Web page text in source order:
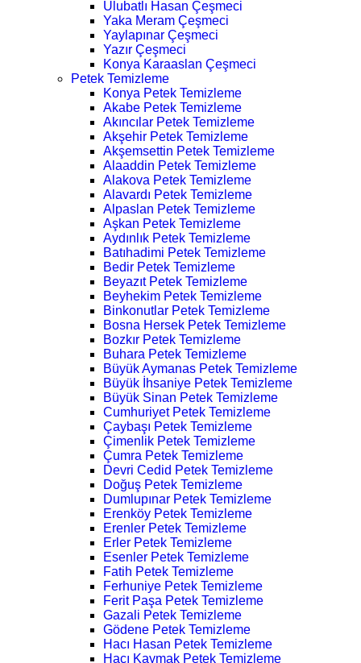
Ulubatlı Hasan Çeşmeci
Yaka Meram Çeşmeci
Yaylapınar Çeşmeci
Yazır Çeşmeci
Konya Karaaslan Çeşmeci
Petek Temizleme
Konya Petek Temizleme
Akabe Petek Temizleme
Akıncılar Petek Temizleme
Akşehir Petek Temizleme
Akşemsettin Petek Temizleme
Alaaddin Petek Temizleme
Alakova Petek Temizleme
Alavardı Petek Temizleme
Alpaslan Petek Temizleme
Aşkan Petek Temizleme
Aydınlık Petek Temizleme
Batıhadimi Petek Temizleme
Bedir Petek Temizleme
Beyazıt Petek Temizleme
Beyhekim Petek Temizleme
Binkonutlar Petek Temizleme
Bosna Hersek Petek Temizleme
Bozkır Petek Temizleme
Buhara Petek Temizleme
Büyük Aymanas Petek Temizleme
Büyük İhsaniye Petek Temizleme
Büyük Sinan Petek Temizleme
Cumhuriyet Petek Temizleme
Çaybaşı Petek Temizleme
Çimenlik Petek Temizleme
Çumra Petek Temizleme
Devri Cedid Petek Temizleme
Doğuş Petek Temizleme
Dumlupınar Petek Temizleme
Erenköy Petek Temizleme
Erenler Petek Temizleme
Erler Petek Temizleme
Esenler Petek Temizleme
Fatih Petek Temizleme
Ferhuniye Petek Temizleme
Ferit Paşa Petek Temizleme
Gazali Petek Temizleme
Gödene Petek Temizleme
Hacı Hasan Petek Temizleme
Hacı Kaymak Petek Temizleme